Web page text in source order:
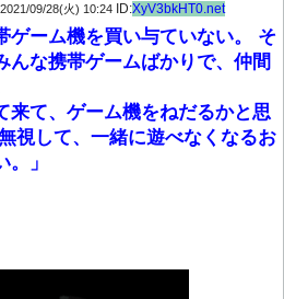
2021/09/28(火) 10:24 ID:XyV3bkHT0.net
ゲーム機を買い与ていない。 そ
んな携帯ゲームばかりで、仲間
来て、ゲーム機をねだるかと思
視して、一緒に遊べなくなるお
」